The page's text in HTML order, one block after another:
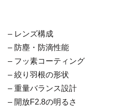
– レンズ構成
– 防塵・防滴性能
– フッ素コーティング
– 絞り羽根の形状
– 重量バランス設計
– 開放F2.8の明るさ